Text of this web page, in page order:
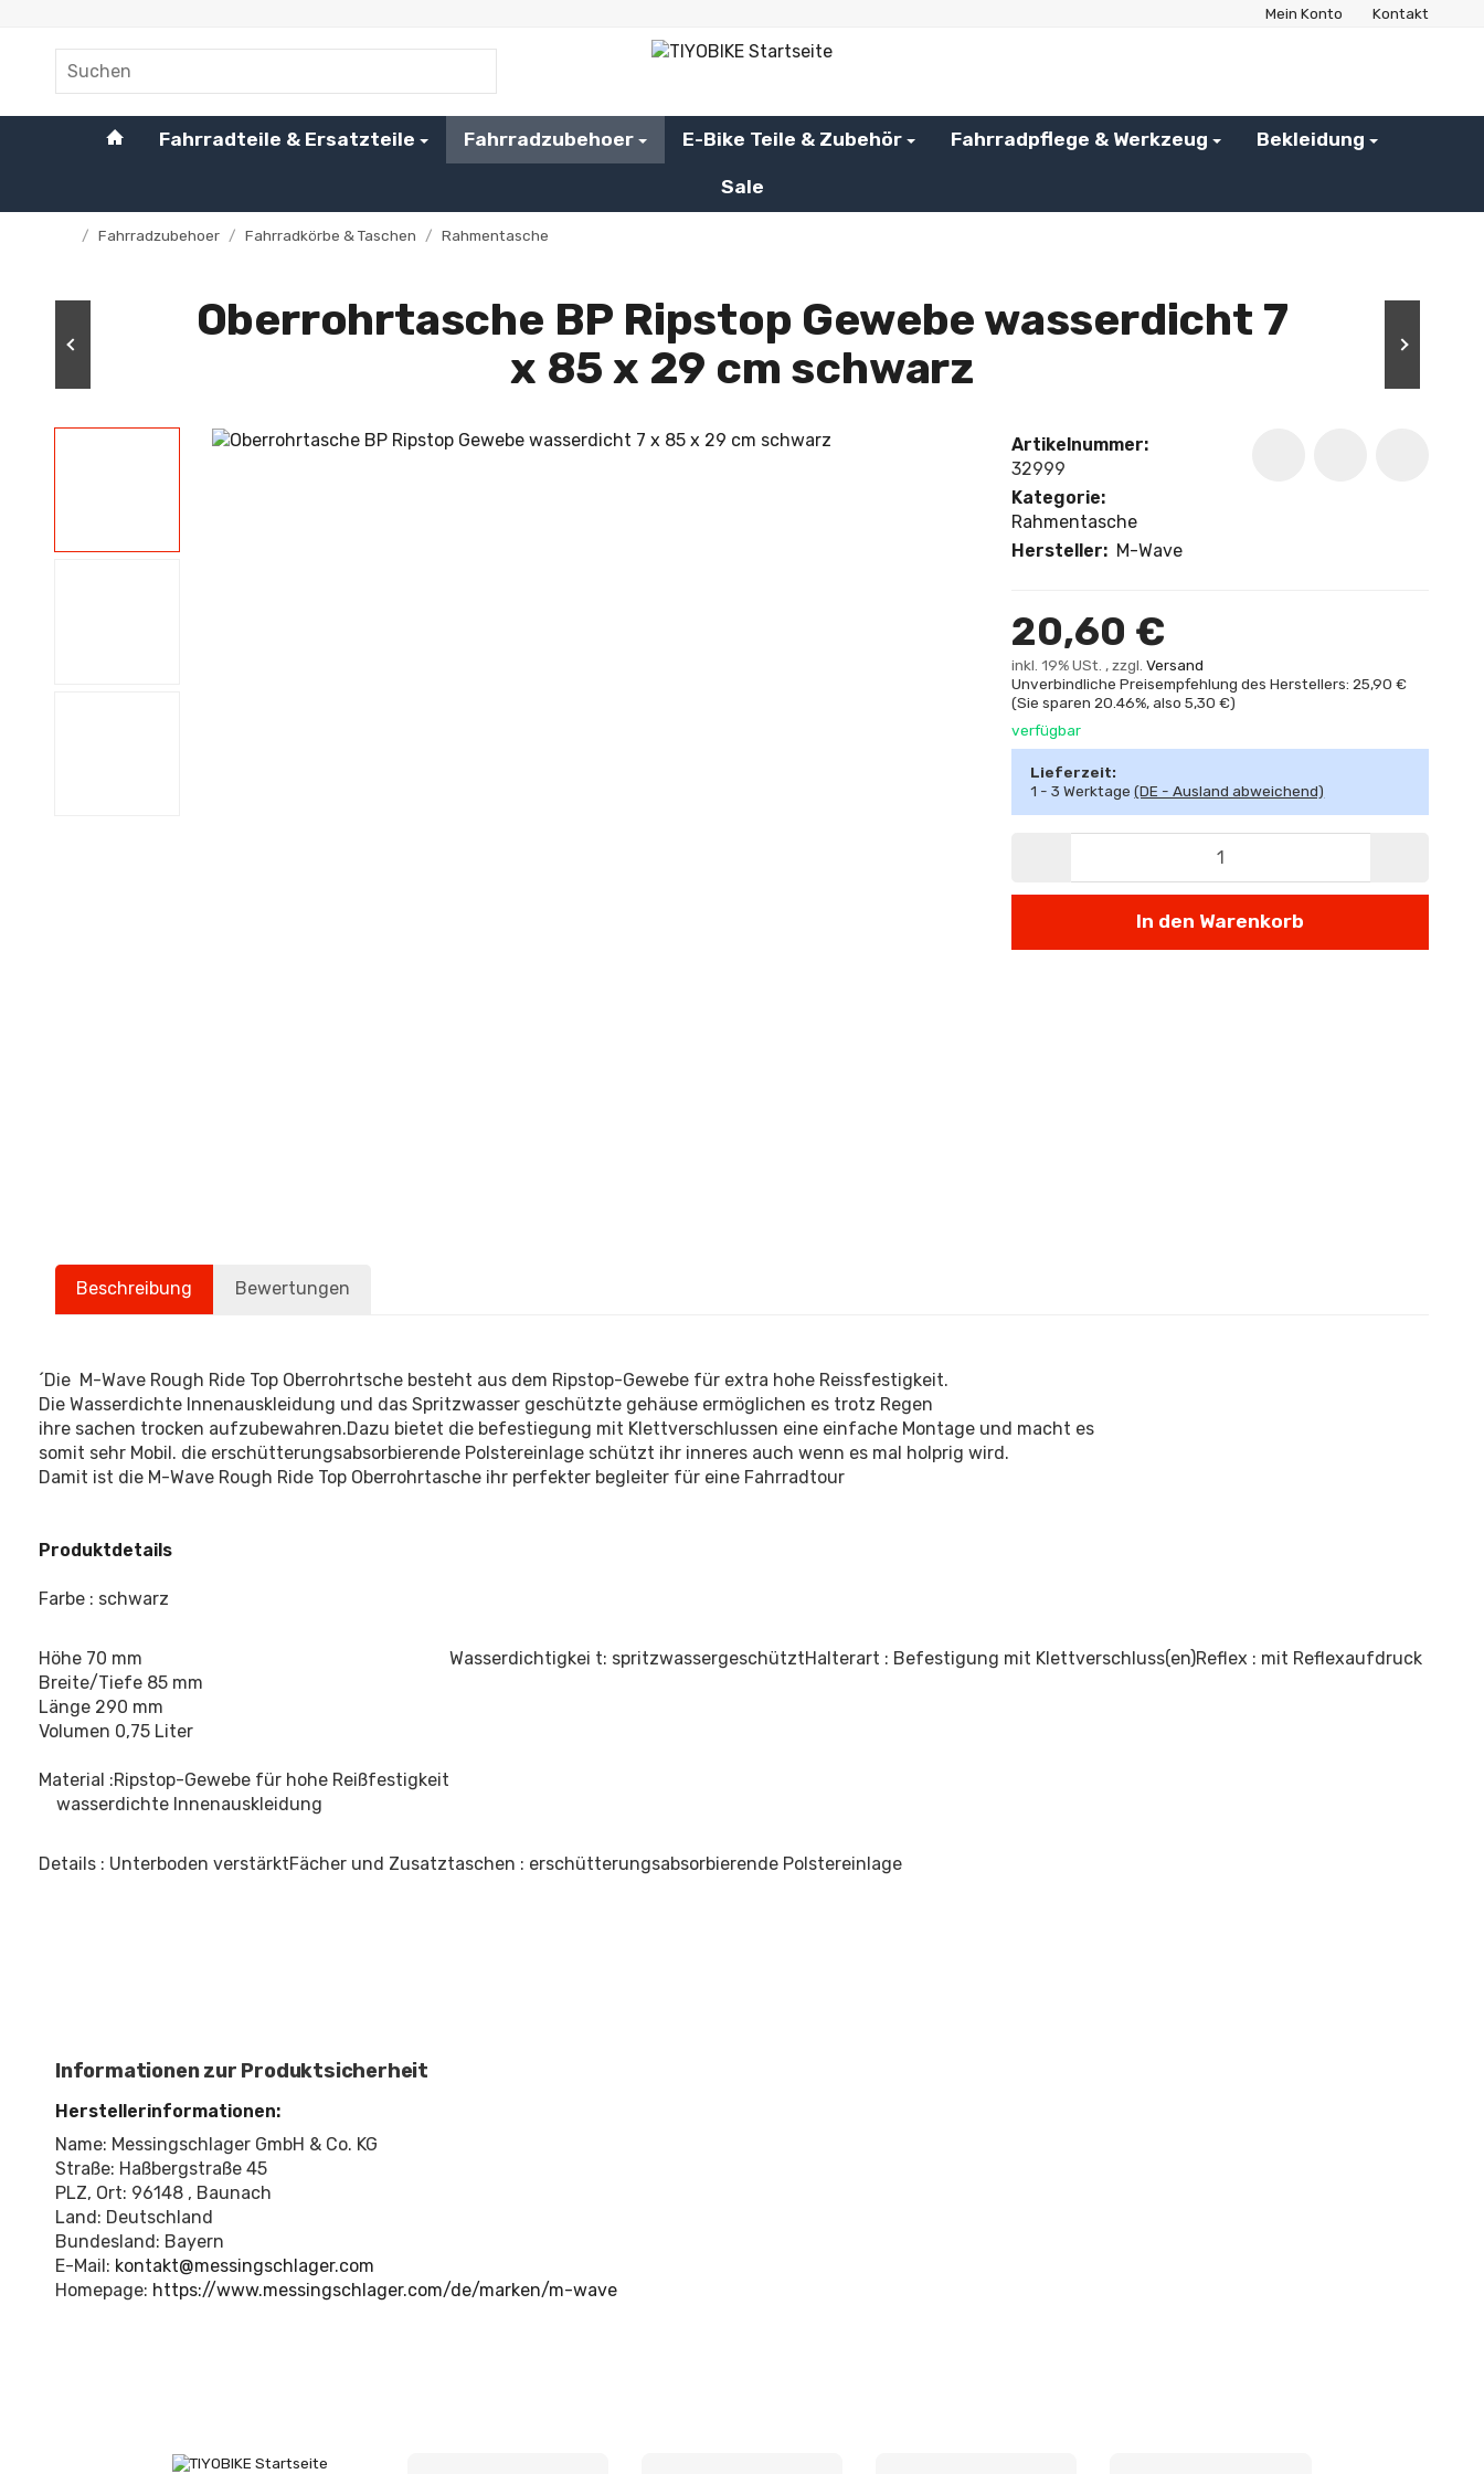
Mein Konto Kontakt
#custom.linkHome#
Fahrradteile & Ersatzteile Fahrradzubehoer E-Bike Teile & Zubehör Fahrradpflege & Werkzeug Bekleidung
Sale
/ Fahrradzubehoer / Fahrradkörbe & Taschen / Rahmentasche
Oberrohrtasche BP Ripstop Gewebe wasserdicht 7
x 85 x 29 cm schwarz
Artikelnummer:
32999
Kategorie:
Rahmentasche
Hersteller: M-Wave
20,60 €
inkl. 19% USt. , zzgl.Versand
Unverbindliche Preisempfehlung des Herstellers: 25,90 €
(Sie sparen 20.46%, also5,30 €)
verfügbar
Lieferzeit:
1 - 3 Werktage(DE - Ausland abweichend)
In den Warenkorb
Beschreibung Bewertungen
´Die M-Wave Rough Ride Top Oberrohrtsche besteht aus dem Ripstop-Gewebe für extra hohe Reissfestigkeit.
Die Wasserdichte Innenauskleidung und das Spritzwasser geschützte gehäuse ermöglichen es trotz Regen
ihre sachen trocken aufzubewahren.Dazu bietet die befestiegung mit Klettverschlussen eine einfache Montage und macht es
somit sehr Mobil. die erschütterungsabsorbierende Polstereinlage schützt ihr inneres auch wenn es mal holprig wird.
Damit ist die M-Wave Rough Ride Top Oberrohrtasche ihr perfekter begleiter für eine Fahrradtour
Produktdetails
Farbe : schwarz
Höhe 70 mm
Breite/Tiefe 85 mm
Länge 290 mm
Volumen 0,75 Liter
Material :Ripstop-Gewebe für hohe Reißfestigkeit
wasserdichte Innenauskleidung
Wasserdichtigkei t: spritzwassergeschütztHalterart : Befestigung mit Klettverschluss(en)Reflex : mit Reflexaufdruck
Details : Unterboden verstärktFächer und Zusatztaschen : erschütterungsabsorbierende Polstereinlage
Informationen zur Produktsicherheit
Herstellerinformationen:
Name: Messingschlager GmbH & Co. KG
Straße: Haßbergstraße 45
PLZ, Ort: 96148 , Baunach
Land: Deutschland
Bundesland: Bayern
E-Mail: kontakt@messingschlager.com
Homepage: https://www.messingschlager.com/de/marken/m-wave